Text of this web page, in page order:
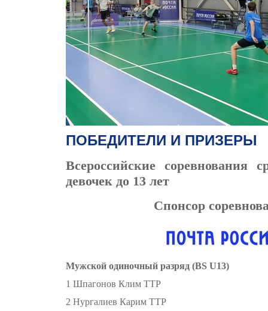
ПОБЕДИТЕЛИ И ПРИЗЕРЫ
Всероссийские соревнования
девочек до 13 лет
Спонсор
Мужской одиночный разряд (BS U13)
1 Шпагонов Клим ТТР
2 Нургалиев Карим ТТР